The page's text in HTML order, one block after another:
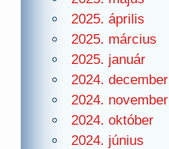
2025. április
2025. március
2025. január
2024. december
2024. november
2024. október
2024. június